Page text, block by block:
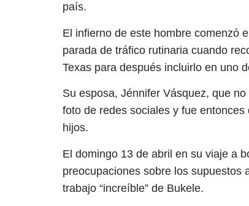
país.
El infierno de este hombre comenzó
parada de tráfico rutinaria cuando
Texas para después incluirlo en uno
Su esposa, Jénnifer Vásquez, que
foto de redes sociales y fue
hijos.
El domingo 13 de abril en su viaje a
preocupaciones sobre los supuestos
trabajo “increíble” de Bukele.